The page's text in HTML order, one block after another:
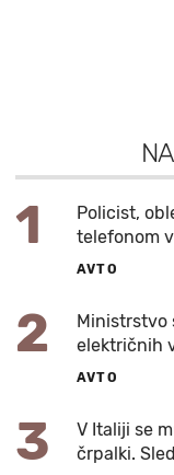
1
Policist,
telefonom
AVTO
2
Ministrstvo
električnih
AVTO
3
V Italiji se
črpalki.